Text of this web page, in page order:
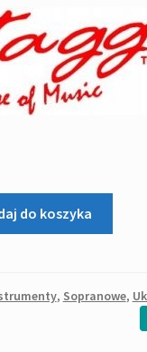
285,00zł.
do koszyka
, Sopranowe,